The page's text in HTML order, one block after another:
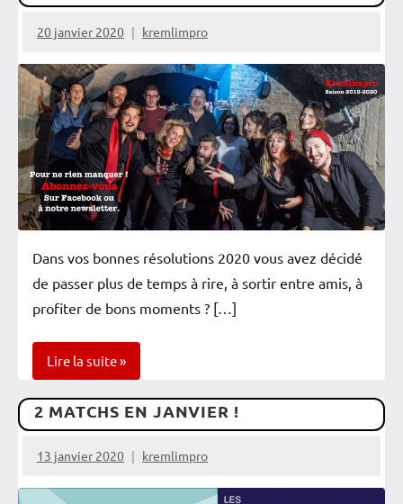
Spectacles
20 janvier 2020 kremlimpro
Dans vos bonnes résolutions 2020 vous avez décidé
de passer plus de temps à rire, à sortir entre amis, à
profiter de bons moments ? […]
Lire la suite
Newsletter
Spectacles
2 MATCHS EN JANVIER !
13 janvier 2020 kremlimpro